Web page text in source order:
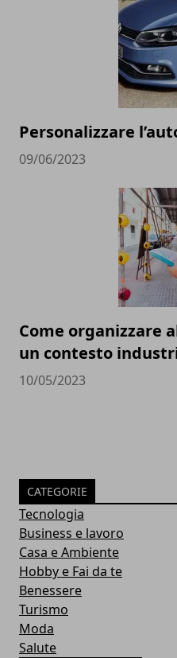
Personalizzare
09/06/2023
Come organizzare
un contesto
10/05/2023
CATEGORIE
Tecnologia
Business e lavoro
Casa e Ambiente
Hobby e Fai da te
Benessere
Turismo
Moda
Salute